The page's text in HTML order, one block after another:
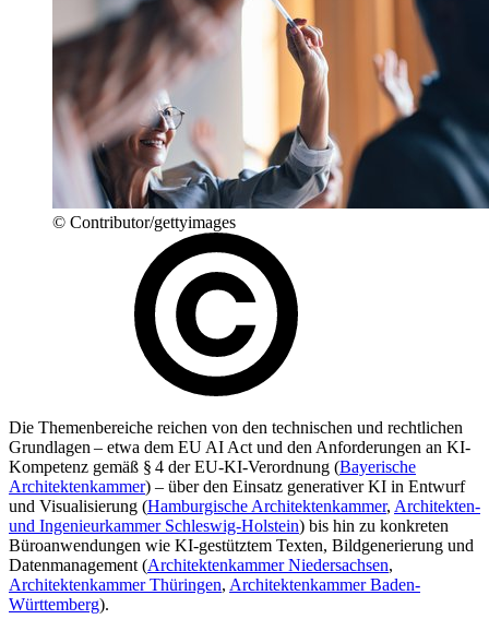
© Contributor/gettyimages
Die Themenbereiche reichen von den technischen und rechtlichen
Grundlagen – etwa dem EU AI Act und den Anforderungen an KI-
Kompetenz gemäß § 4 der EU-KI-Verordnung (Bayerische
Architektenkammer) – über den Einsatz generativer KI in Entwurf
und Visualisierung (Hamburgische Architektenkammer, Architekten-
und Ingenieurkammer Schleswig-Holstein) bis hin zu konkreten
Büroanwendungen wie KI-gestütztem Texten, Bildgenerierung und
Datenmanagement (Architektenkammer Niedersachsen,
Architektenkammer Thüringen, Architektenkammer Baden-
Württemberg).